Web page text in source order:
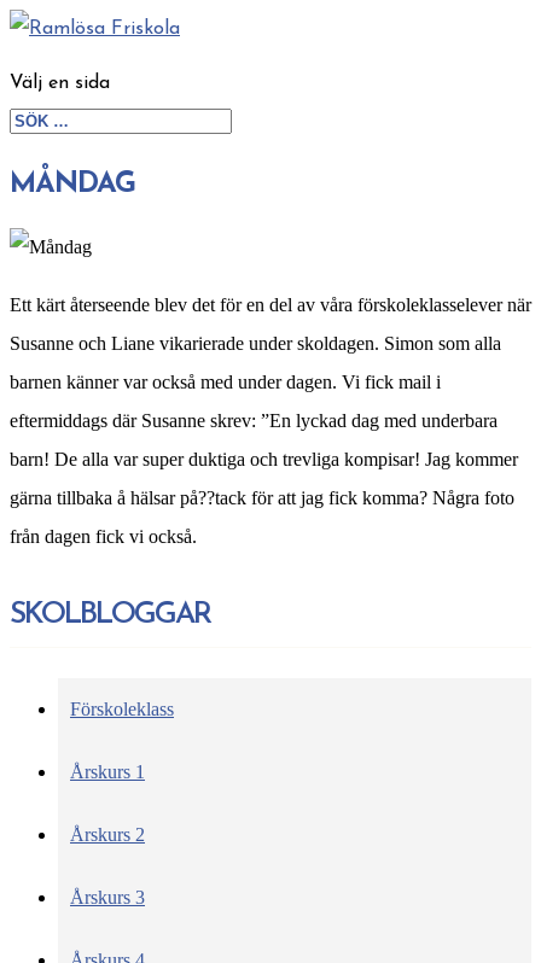
Välj en sida
MÅNDAG
Ett kärt återseende blev det för en del av våra förskoleklasselever när
Susanne och Liane vikarierade under skoldagen. Simon som alla
barnen känner var också med under dagen. Vi fick mail i
eftermiddags där Susanne skrev: ”En lyckad dag med underbara
barn! De alla var super duktiga och trevliga kompisar! Jag kommer
gärna tillbaka å hälsar på??tack för att jag fick komma? Några foto
från dagen fick vi också.
SKOLBLOGGAR
Förskoleklass
Årskurs 1
Årskurs 2
Årskurs 3